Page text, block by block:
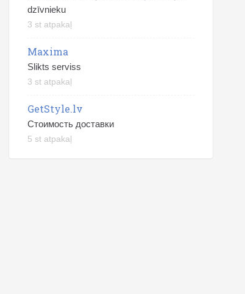
dzīvnieku
3 st atpakaļ
Maxima
Slikts serviss
3 st atpakaļ
GetStyle.lv
Стоимость доставки
5 st atpakaļ